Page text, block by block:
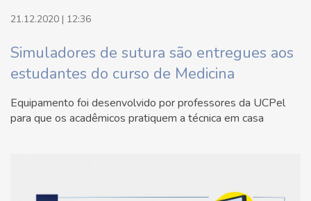
21.12.2020 | 12:36
Simuladores de sutura são entregues aos
estudantes do curso de Medicina
Equipamento foi desenvolvido por professores da UCPel
para que os acadêmicos pratiquem a técnica em casa